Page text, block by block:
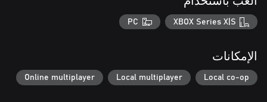
XBOX Series X|S
PC
الإمكانات
Local co-op
Local multiplayer
Online multiplayer